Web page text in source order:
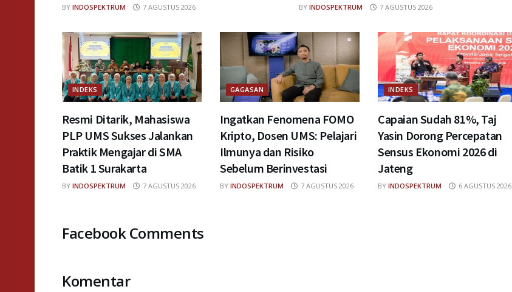
BY INDOSPEKTRUM 7 AGUSTUS 2026 BY INDOSPEKTRUM 7 AGUSTUS 2026
INDEKS
Resmi Ditarik, Mahasiswa
PLP UMS Sukses Jalankan
Praktik Mengajar di SMA
Batik 1 Surakarta
BY INDOSPEKTRUM 7 AGUSTUS 2026
GAGASAN
Ingatkan Fenomena FOMO
Kripto, Dosen UMS: Pelajari
Ilmunya dan Risiko
Sebelum Berinvestasi
BY INDOSPEKTRUM 7 AGUSTUS 2026
INDEKS
Capaian Sudah 81%, Taj
Yasin Dorong Percepatan
Sensus Ekonomi 2026 di
Jateng
BY INDOSPEKTRUM 6 AGUSTUS 2026
Facebook Comments
Komentar